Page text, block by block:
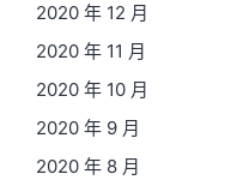
2020 年 12 月
2020 年 11 月
2020 年 10 月
2020 年 9 月
2020 年 8 月